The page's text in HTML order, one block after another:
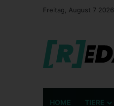
Freitag, August 7 2026
HOME TIERE